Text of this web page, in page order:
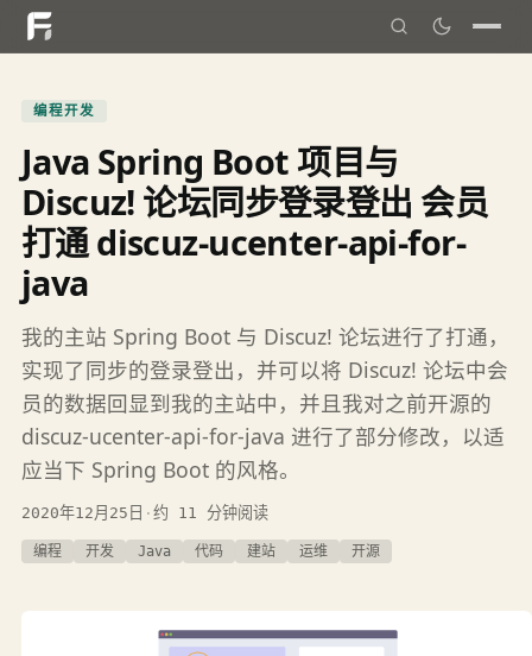
编程开发
Java Spring Boot 项目与
Discuz! 论坛同步登录登出 会员
打通 discuz-ucenter-api-for-
java
我的主站 Spring Boot 与 Discuz! 论坛进行了打通，
实现了同步的登录登出，并可以将 Discuz! 论坛中会
员的数据回显到我的主站中，并且我对之前开源的
discuz-ucenter-api-for-java 进行了部分修改，以适
应当下 Spring Boot 的风格。
2020年12月25日 · 约 11 分钟阅读
编程 开发 Java 代码 建站 运维 开源